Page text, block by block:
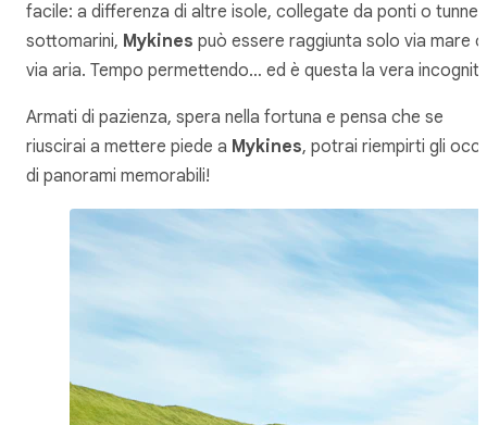
facile: a differenza di altre isole, collegate da ponti o tunnel
sottomarini, Mykines può essere raggiunta solo via mare o
via aria. Tempo permettendo… ed è questa la vera
Armati di pazienza, spera nella fortuna e pensa che se
riuscirai a mettere piede a Mykines, potrai riempirti gli
di panorami memorabili!